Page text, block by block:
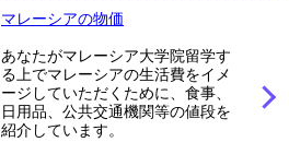
マレーシアの物価
あなたがマレーシア大学院留学す
る上でマレーシアの生活費をイメ
ージしていただくために、食事、
日用品、公共交通機関等の値段を
紹介しています。